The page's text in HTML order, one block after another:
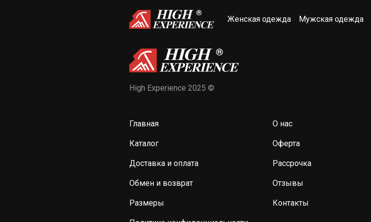
Женская одежда Мужская одежда
High Experience 2025 ©
Главная
Каталог
Доставка и оплата
Обмен и возврат
Размеры
О нас
Оферта
Рассрочка
Отзывы
Контакты